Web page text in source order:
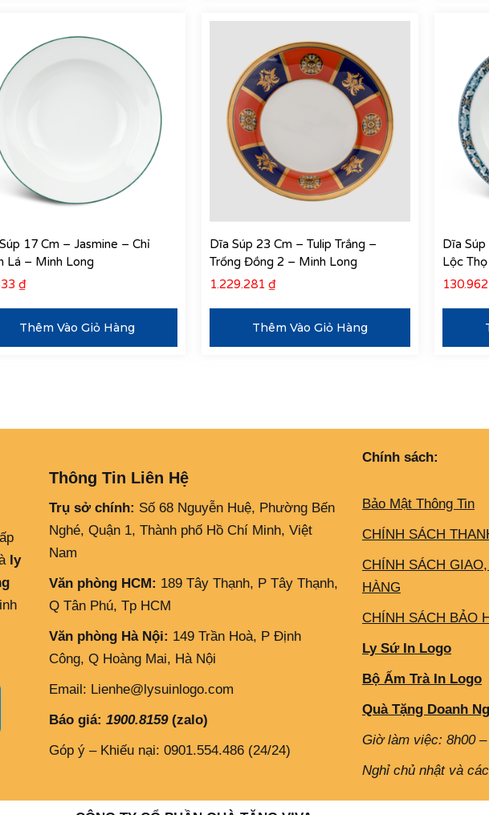
17 Cm – Jasmine – Chỉ
Lá – Minh Long
₫
Thêm Vào Giỏ Hàng
Dĩa Súp 23 Cm – Tulip Trắng –
Trống Đồng 2 – Minh Long
1.229.281 ₫
Thêm Vào Giỏ Hàng
Dĩa
Lộc
130.962
ly
Thông Tin Liên Hệ
Trụ sở chính: Số 68 Nguyễn Huệ, Phường Bến
Nghé, Quận 1, Thành phố Hồ Chí Minh, Việt
Nam
Văn phòng HCM: 189 Tây Thạnh, P Tây Thạnh,
Q Tân Phú, Tp HCM
Văn phòng Hà Nội: 149 Trần Hoà, P Định
Công, Q Hoàng Mai, Hà Nội
Email: Lienhe@lysuinlogo.com
Báo giá: 1900.8159(zalo)
Góp ý – Khiếu nại: 0901.554.486 (24/24)
Chính sách:
Bảo Mật Thông Tin
CHÍNH SÁCH
CHÍNH SÁCH
HÀNG
CHÍNH SÁCH BẢO
Ly Sứ In Logo
Bộ Ấm Trà In Logo
Quà Tặng Doanh
Giờ làm việc: 8h00
Nghỉ chủ nhật và